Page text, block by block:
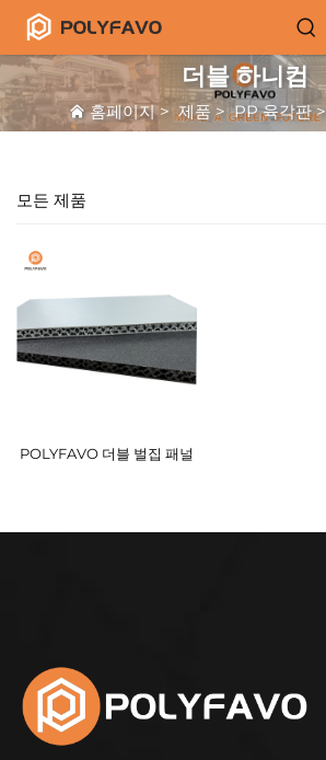
더블 하니컴
홈페이지>제품 >PP 육각판>
모든 제품
POLYFAVO 더블 벌집 패널